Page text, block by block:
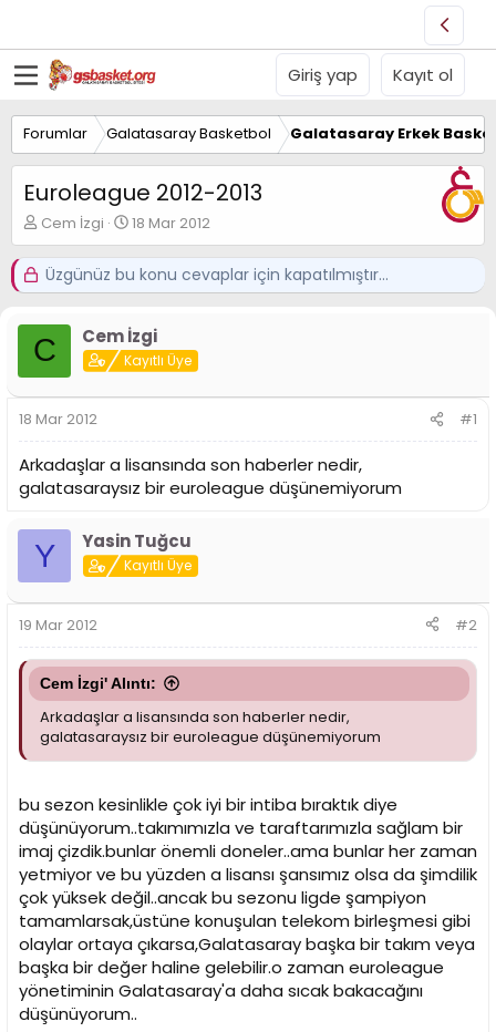
Giriş yap Kayıt ol
Forumlar Galatasaray Basketbol Galatasaray Erkek
Euroleague 2012-2013
K
o
n
u
u
B
a
ş
l
a
t
a
n
Cem İzgi
B
a
ş
l
g
ı
t
r
i
h
i
18 Mar 2012
Üzgünüz bu konu cevaplar için kapatılmıştır...
C Cem İzgi
Kayıtlı Üye
18 Mar 2012 #1
Arkadaşlar a lisansında son haberler nedir,
galatasaraysız bir euroleague düşünemiyorum
Y Yasin Tuğcu
Kayıtlı Üye
19 Mar 2012 #2
Cem İzgi' Alıntı:
Arkadaşlar a lisansında son haberler nedir,
galatasaraysız bir euroleague düşünemiyorum
bu sezon kesinlikle çok iyi bir intiba bıraktık diye
düşünüyorum..takımımızla ve taraftarımızla sağlam bir
imaj çizdik.bunlar önemli doneler..ama bunlar her zaman
yetmiyor ve bu yüzden a lisansı şansımız olsa da şimdilik
çok yüksek değil..ancak bu sezonu ligde şampiyon
tamamlarsak,üstüne konuşulan telekom birleşmesi gibi
olaylar ortaya çıkarsa,Galatasaray başka bir takım veya
başka bir değer haline gelebilir.o zaman euroleague
yönetiminin Galatasaray'a daha sıcak bakacağını
düşünüyorum..